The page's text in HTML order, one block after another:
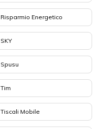
Risparmio Energetico
SKY
Spusu
Tim
Tiscali Mobile